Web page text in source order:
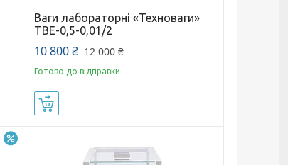
Ваги лабораторні «Техноваги»
ТВЕ-0,5-0,01/2
10 800 ₴ 12 000 ₴
Готово до відправки